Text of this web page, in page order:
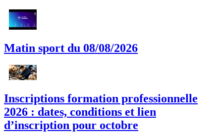
Matin sport du 08/08/2026
Inscriptions formation professionnelle
2026 : dates, conditions et lien
d’inscription pour octobre